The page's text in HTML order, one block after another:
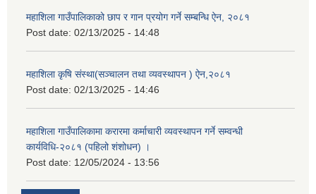
महाशिला गाउँपालिकाको छाप र गान प्रयोग गर्ने सम्बन्धि ऐन, २०८१
Post date: 02/13/2025 - 14:48
महाशिला कृषि संस्था(सञ्चालन तथा व्यवस्थापन ) ऐन,२०८१
Post date: 02/13/2025 - 14:46
महाशिला गाउँपालिकामा करारमा कर्माचारी व्यवस्थापन गर्ने सम्वन्धी
कार्यविधि-२०८१ (पहिलो शंशोधन) ।
Post date: 12/05/2024 - 13:56